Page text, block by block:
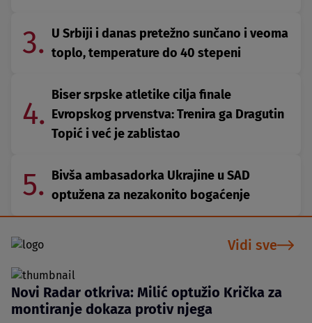
3. U Srbiji i danas pretežno sunčano i veoma
toplo, temperature do 40 stepeni
4.
Biser srpske atletike cilja finale
Evropskog prvenstva: Trenira ga Dragutin
Topić i već je zablistao
5. Bivša ambasadorka Ukrajine u SAD
optužena za nezakonito bogaćenje
Vidi sve
Novi Radar otkriva: Milić optužio Krička za
montiranje dokaza protiv njega